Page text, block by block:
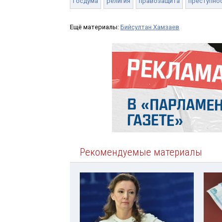
Ещё материалы: Бийсултан Хамзаев
Рекомендуемые материалы